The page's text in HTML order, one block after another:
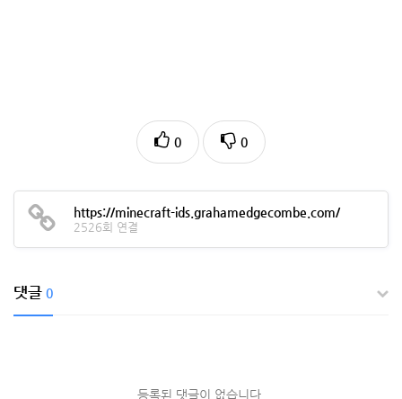
0 0
https://minecraft-ids.grahamedgecombe.com/
2526회 연결
댓글 0
등록된 댓글이 없습니다.